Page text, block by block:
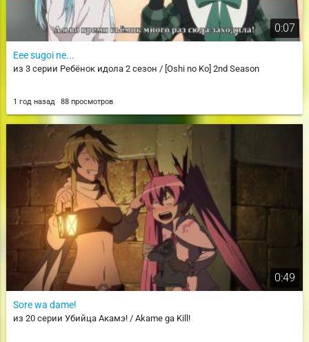
0:07
Eee sugoi ne...
из 3 серии Ребёнок идола 2 сезон / [Oshi no Ko] 2nd Season
1 год назад 88 просмотров
0:49
Sore wa dame!
из 20 серии Убийца Акамэ! / Akame ga Kill!